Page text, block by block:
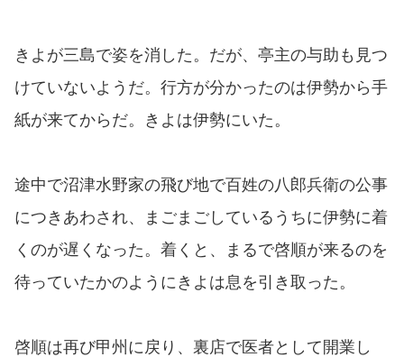
きよが三島で姿を消した。だが、亭主の与助も見つ
けていないようだ。行方が分かったのは伊勢から手
紙が来てからだ。きよは伊勢にいた。
途中で沼津水野家の飛び地で百姓の八郎兵衛の公事
につきあわされ、まごまごしているうちに伊勢に着
くのが遅くなった。着くと、まるで啓順が来るのを
待っていたかのようにきよは息を引き取った。
啓順は再び甲州に戻り、裏店で医者として開業し